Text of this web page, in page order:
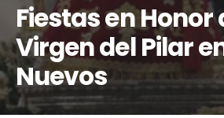
Fiestas en Honor
Virgen del Pilar
Nuevos